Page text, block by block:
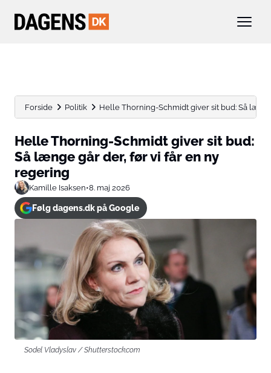
Forside Politik Helle Thorning-Schmidt giver sit bud: Så
Helle Thorning-Schmidt giver sit bud:
Så længe går der, før vi får en ny
regering
Kamille Isaksen•8. maj 2026
Følg dagens.dk på Google
Sodel Vladyslav / Shutterstock.com